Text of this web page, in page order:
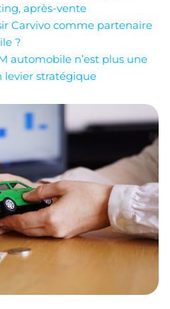
après-vente
Carvivo comme partenaire
?
automobile n’est plus une
levier stratégique